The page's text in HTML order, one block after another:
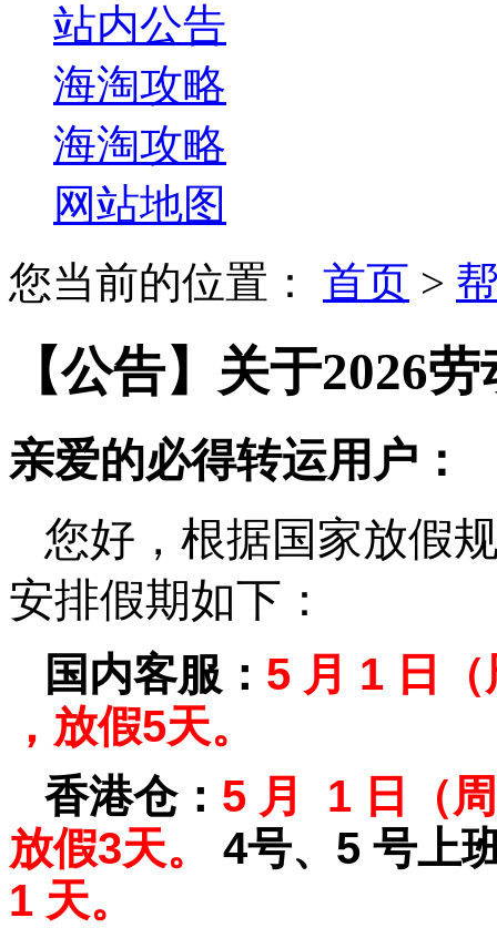
站内公告
海淘攻略
海淘攻略
网站地图
您当前的位置： 首页 >
【公告】关于2026
亲爱的必得转运用户：
您好， 根据国家放假
安排假期如下 ：
国内客服： 5 月 1 日
，放假5天。
香港仓： 5 月 1 日（
放假3天。 4号、5 号上
1 天。